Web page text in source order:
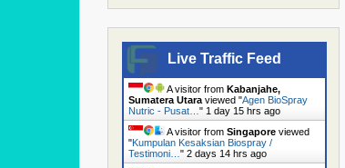
Live Traffic Feed
A visitor from Kabanjahe,
Sumatera Utara viewed "Agen BioSpray
Nutric - Pusat… " 1 day 15 hrs ago
A visitor from Singapore viewed
"Kumpulan Kesaksian Biospray /
Testimoni… " 2 days 14 hrs ago